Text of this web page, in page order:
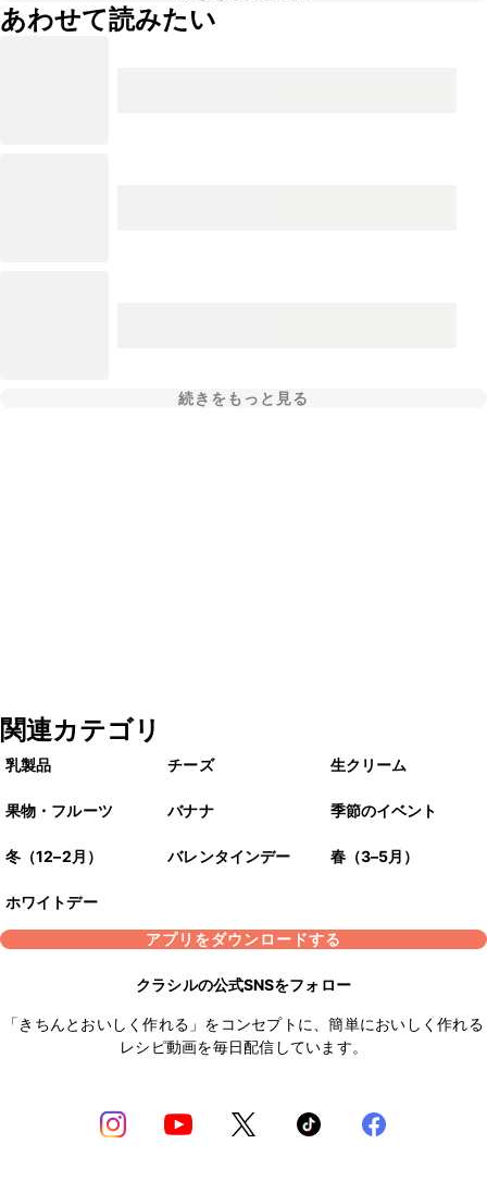
あわせて読みたい
続きをもっと見る
関連カテゴリ
乳製品 チーズ 生クリーム
果物・フルーツ バナナ 季節のイベント
冬（12–2月） バレンタインデー 春（3–5月）
ホワイトデー
アプリをダウンロードする
クラシルの公式SNSをフォロー
「きちんとおいしく作れる」をコンセプトに、簡単においしく作れる
レシピ動画を毎日配信しています。